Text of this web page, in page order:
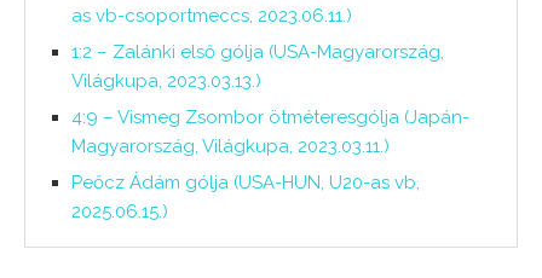
as vb-csoportmeccs, 2023.06.11.)
1:2 – Zalánki első gólja (USA-Magyarország,
Világkupa, 2023.03.13.)
4:9 – Vismeg Zsombor ötméteresgólja (Japán-
Magyarország, Világkupa, 2023.03.11.)
Peőcz Ádám gólja (USA-HUN, U20-as vb,
2025.06.15.)